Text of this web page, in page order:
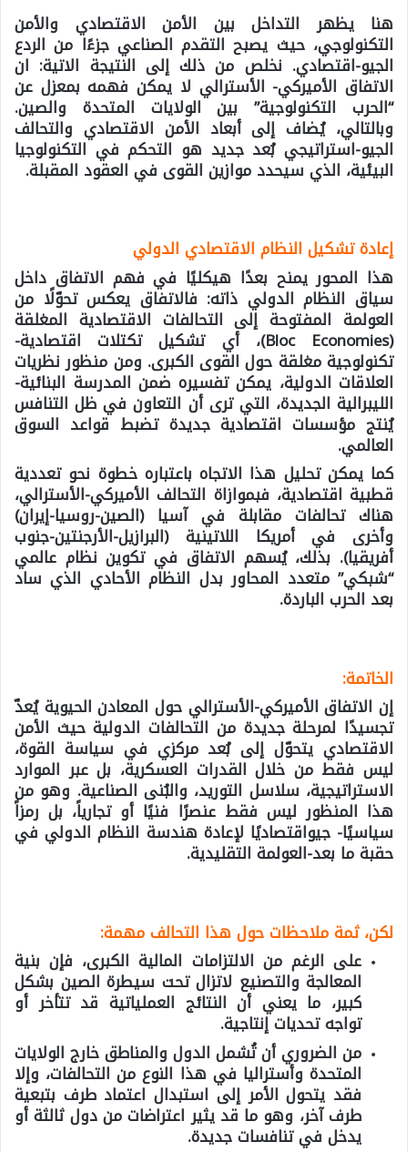
هنا يظهر التداخل بين الأمن الاقتصادي والأمن
التكنولوجي، حيث يصبح التقدم الصناعي جزءًا من الردع
الجيو-اقتصادي. نخلص من ذلك إلى النتيجة الاتية: ان
الاتفاق الأميركي- الأسترالي لا يمكن فهمه بمعزل عن
“الحرب التكنولوجية” بين الولايات المتحدة والصين.
وبالتالي، يُضاف إلى أبعاد الأمن الاقتصادي والتحالف
الجيو-استراتيجي بُعد جديد هو التحكم في التكنولوجيا
البيئية، الذي سيحدد موازين القوى في العقود المقبلة.
إعادة تشكيل النظام الاقتصادي الدولي
هذا المحور يمنح بعدًا هيكليًا في فهم الاتفاق داخل
سياق النظام الدولي ذاته: فالاتفاق يعكس تحوّلًا من
العولمة المفتوحة إلى التحالفات الاقتصادية المغلقة
(Bloc Economies)، أي تشكيل تكتلات اقتصادية-
تكنولوجية مغلقة حول القوى الكبرى. ومن منظور نظريات
العلاقات الدولية، يمكن تفسيره ضمن المدرسة البنائية-
الليبرالية الجديدة، التي ترى أن التعاون في ظل التنافس
يُنتج مؤسسات اقتصادية جديدة تضبط قواعد السوق
العالمي.
كما يمكن تحليل هذا الاتجاه باعتباره خطوة نحو تعددية
قطبية اقتصادية، فبموازاة التحالف الأميركي-الأسترالي،
هناك تحالفات مقابلة في آسيا (الصين-روسيا-إيران)
وأخرى في أمريكا اللاتينية (البرازيل-الأرجنتين-جنوب
أفريقيا). بذلك، يُسهم الاتفاق في تكوين نظام عالمي
“شبكي” متعدد المحاور بدل النظام الأحادي الذي ساد
بعد الحرب الباردة.
الخاتمة:
إن الاتفاق الأميركي-الأسترالي حول المعادن الحيوية يُعدّ
تجسيدًا لمرحلة جديدة من التحالفات الدولية حيث الأمن
الاقتصادي يتحوّل إلى بُعد مركزي في سياسة القوة،
ليس فقط من خلال القدرات العسكرية، بل عبر الموارد
الاستراتيجية، سلاسل التوريد، والبُنى الصناعية. وهو من
هذا المنظور ليس فقط عنصرًا فنيًا أو تجارياً، بل رمزاً
سياسيًا- جيواقتصاديًا لإعادة هندسة النظام الدولي في
حقبة ما بعد-العولمة التقليدية.
لكن، ثمة ملاحظات حول هذا التحالف مهمة:
على الرغم من الالتزامات المالية الكبرى، فإن بنية
المعالجة والتصنيع لاتزال تحت سيطرة الصين بشكل
كبير، ما يعني أن النتائج العملياتية قد تتأخر أو
تواجه تحديات إنتاجية.
من الضروري أن تُشمل الدول والمناطق خارج الولايات
المتحدة وأستراليا في هذا النوع من التحالفات، وإلا
فقد يتحول الأمر إلى استبدال اعتماد طرف بتبعية
طرف آخر، وهو ما قد يثير اعتراضات من دول ثالثة أو
يدخل في تنافسات جديدة.